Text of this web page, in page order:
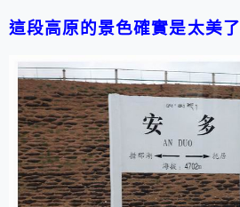
這段高原的景色確實是太美了